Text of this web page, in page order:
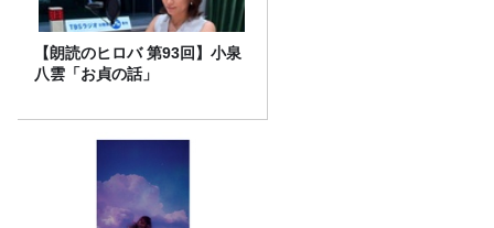
【朗読のヒロバ 第93回】小泉
八雲「お貞の話」